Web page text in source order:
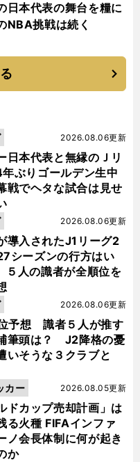
日本代表の舞台を糧に
NBA挑戦は続く
日本代表と無縁のＪリ
ぶりゴールデン生中
戦でヘタな試合は見せ
2026.08.06更新
導入されたJ1リーグ2
シーズンの行方はい
人の識者が全順位を
2026.08.06更新
予想 識者５人が推す
筆頭は？ J2降格の憂
いそうな３クラブと
2026.08.06更新
ドカップ売却計画」は
る火種 FIFAインファ
ノ会長体制に何が起き
か
2026.08.05更新
カー